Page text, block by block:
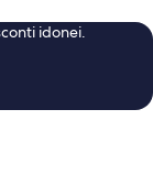
idonei.